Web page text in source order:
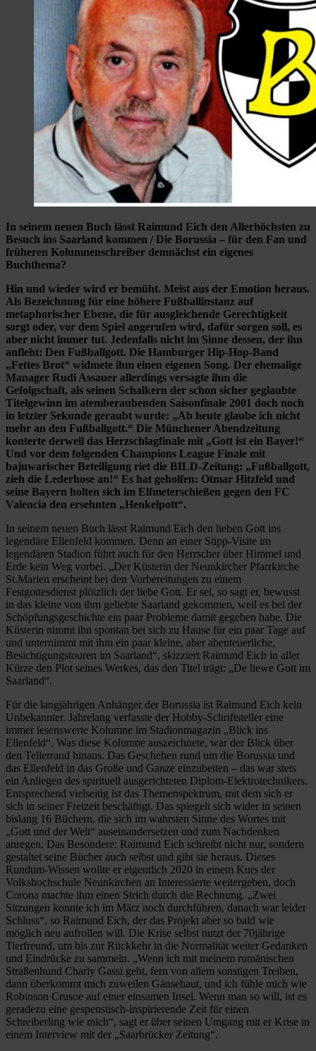
In seinem neuen Buch lässt Raimund Eich den Allerhöchsten zu
Besuch ins Saarland kommen / Die Borussia – für den Fan und
früheren Kolumnenschreiber demnächst ein eigenes
Buchthema?
Hin und wieder wird er bemüht. Meist aus der Emotion heraus.
Als Bezeichnung für eine höhere Fußballinstanz auf
metaphorischer Ebene, die für ausgleichende Gerechtigkeit
sorgt oder, vor dem Spiel angerufen wird, dafür sorgen soll, es
aber nicht immer tut. Jedenfalls nicht im Sinne dessen, der ihn
anfleht: Den Fußballgott. Die Hamburger Hip-Hop-Band
„Fettes Brot“ widmete ihm einen eigenen Song. Der ehemalige
Manager Rudi Assauer allerdings versagte ihm die
Gefolgschaft, als seinen Schalkern der schon sicher geglaubte
Titelgewinn im atemberaubenden Saisonfinale 2001 doch noch
in letzter Sekunde geraubt wurde: „Ab heute glaube ich nicht
mehr an den Fußballgott.“ Die Münchener Abendzeitung
konterte derweil das Herzschlagfinale mit „Gott ist ein Bayer!“
Und vor dem folgenden Champions League Finale mit
bajuwarischer Beteiligung riet die BILD-Zeitung: „Fußballgott,
zieh die Lederhose an!“ Es hat geholfen: Otmar Hitzfeld und
seine Bayern holten sich im Elfmeterschießen gegen den FC
Valencia den ersehnten „Henkelpott“.
In seinem neuen Buch lässt Raimund Eich den lieben Gott ins
legendäre Ellenfeld kommen. Denn an einer Stipp-Visite im
legendären Stadion führt auch für den Herrscher über Himmel und
Erde kein Weg vorbei. „Der Küsterin der Neunkircher Pfarrkirche
St.Marien erscheint bei den Vorbereitungen zu einem
Festgottesdienst plötzlich der liebe Gott. Er sei, so sagt er, bewusst
in das kleine von ihm geliebte Saarland gekommen, weil es bei der
Schöpfungsgeschichte ein paar Probleme damit gegeben habe. Die
Küsterin nimmt ihn spontan bei sich zu Hause für ein paar Tage auf
und unternimmt mit ihm ein paar kleine, aber abenteuerliche,
Besichtigungstouren im Saarland“, skizziert Raimund Eich in aller
Kürze den Plot seines Werkes, das den Titel trägt: „De liewe Gott im
Saarland“.
Für die langjährigen Anhänger der Borussia ist Raimund Eich kein
Unbekannter. Jahrelang verfasste der Hobby-Schriftsteller eine
immer lesenswerte Kolumne im Stadionmagazin „Blick ins
Ellenfeld“. Was diese Kolumne auszeichnete, war der Blick über
den Tellerrand hinaus. Das Geschehen rund um die Borussia und
das Ellenfeld in das Große und Ganze einzubetten – das war stets
ein Anliegen des spirituell ausgerichteten Diplom-Elektrotechnikers.
Entsprechend vielseitig ist das Themenspektrum, mit dem sich er
sich in seiner Freizeit beschäftigt. Das spiegelt sich wider in seinen
bislang 16 Büchern, die sich im wahrsten Sinne des Wortes mit
„Gott und der Welt“ auseinandersetzen und zum Nachdenken
anregen. Das Besondere: Raimund Eich schreibt nicht nur, sondern
gestaltet seine Bücher auch selbst und gibt sie heraus. Dieses
Rundum-Wissen wollte er eigentlich 2020 in einem Kurs der
Volkshochschule Neunkirchen an Interessierte weitergeben, doch
Corona machte ihm einen Strich durch die Rechnung. „Zwei
Sitzungen konnte ich im März noch durchführen, danach war leider
Schluss“, so Raimund Eich, der das Projekt aber so bald wie
möglich neu aufrollen will. Die Krise selbst nutzt der 70jährige
Tierfreund, um bis zur Rückkehr in die Normalität weiter Gedanken
und Eindrücke zu sammeln. „Wenn ich mit meinem rumänischen
Straßenhund Charly Gassi geht, fern von allem sonstigen Treiben,
dann überkommt mich zuweilen Gänsehaut, und ich fühle mich wie
Robinson Crusoe auf einer einsamen Insel. Wenn man so will, ist es
geradezu eine gespenstisch-inspirierende Zeit für einen
Schreiberling wie mich“, sagt er über seinen Umgang mit er Krise in
einem Interview mit der „Saarbrücker Zeitung“.